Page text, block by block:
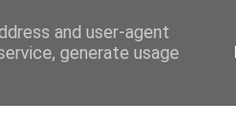
and user-agent
generate usage